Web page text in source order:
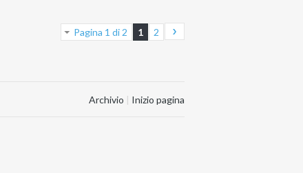
Pagina 1 di 2 1 2
Archivio | Inizio pagina